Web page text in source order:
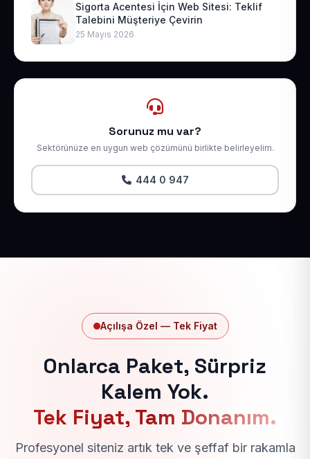
Sigorta Acentesi İçin Web Sitesi: Teklif
Talebini Müşteriye Çevirin
25 Mayıs 2026
Sorunuz mu var?
Sektörünüze en uygun web çözümünü birlikte belirleyelim.
444 0 947
Açılışa Özel — Tek Fiyat
Onlarca Paket, Sürpriz
Kalem Yok.
Tek Fiyat, Tam Donanım.
Profesyonel siteniz artık tek ve şeffaf bir rakamla